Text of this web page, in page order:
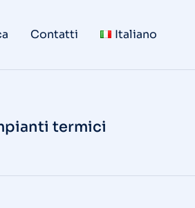
Contatti Italiano
termici